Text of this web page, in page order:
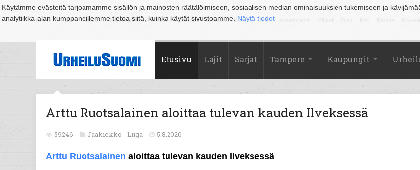
Käytämme evästeitä tarjoamamme sisällön ja mainosten räätälöimiseen, sosiaalisen median ominaisuuksien tukemiseen ja
analytiikka-alan kumppaneillemme tietoa siitä, kuinka käytät sivustoamme. Näytä tiedot
Suomi Espoo Helsinki Hämeenlinna Joensuu Jyväskylä Kouvola Kuopio Lahti
Etusivu Lajit Sarjat Tampere Kaupungit
Arttu Ruotsalainen aloittaa tulevan kauden Ilveksessä
59246 Jääkiekko - Liiga 5.8.2020
Arttu Ruotsalainen aloittaa tulevan kauden Ilveksessä